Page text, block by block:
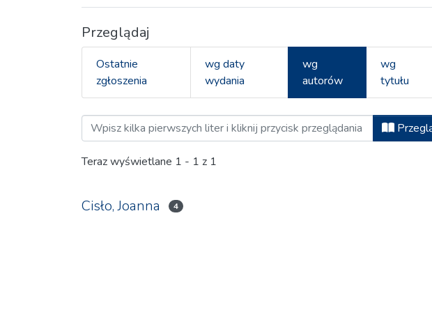
Przeglądaj
Ostatnie
zgłoszenia
wg daty
wydania
wg
autorów
wg
tytułu
Przeglądaj MIXER Magazyn Studentów,
Teraz wyświetlane 1 - 1 z 1
Cisło, Joanna 4